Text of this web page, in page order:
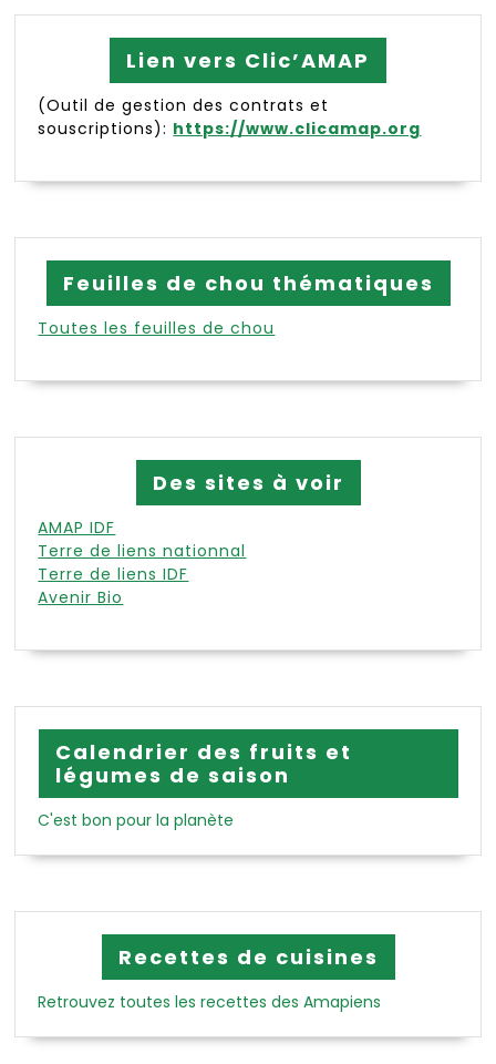
Lien vers Clic’AMAP
(Outil de gestion des contrats et
souscriptions): https://www.clicamap.org
Feuilles de chou thématiques
Toutes les feuilles de chou
Des sites à voir
AMAP IDF
Terre de liens nationnal
Terre de liens IDF
Avenir Bio
Calendrier des fruits et
légumes de saison
C'est bon pour la planète
Recettes de cuisines
Retrouvez toutes les recettes des Amapiens